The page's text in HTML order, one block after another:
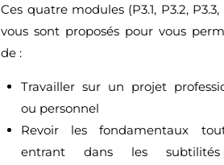
Ces quatre modules (P3.1, P3.2, P3.3,
vous sont proposés pour vous
de :
Travailler sur un projet
ou personnel
Revoir les fondamentaux
entrant dans les